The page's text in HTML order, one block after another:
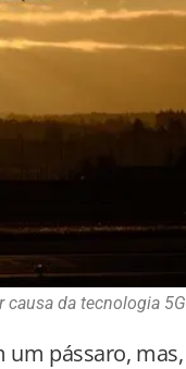
causa da tecnologia 5G
um pássaro, mas,